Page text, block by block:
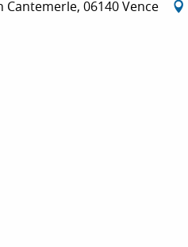
Cantemerle, 06140 Vence